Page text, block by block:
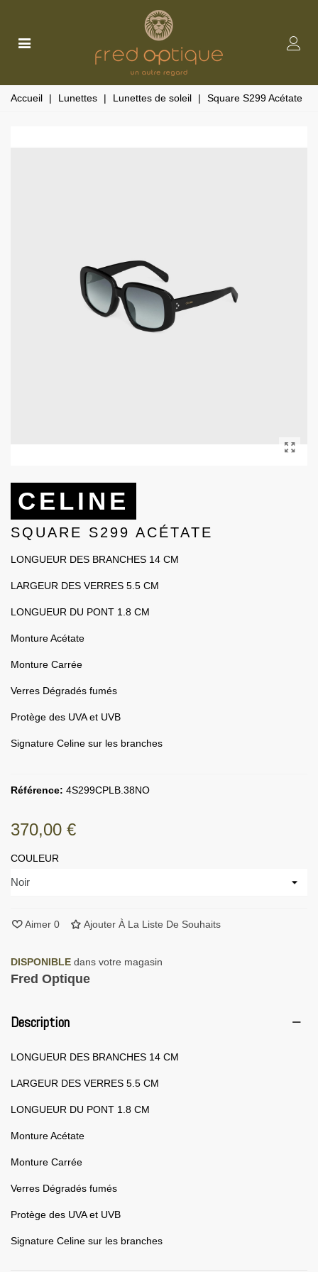
Accueil | Lunettes | Lunettes de soleil | Square S299 Acétate
CELINE
SQUARE S299 ACÉTATE
LONGUEUR DES BRANCHES 14 CM
LARGEUR DES VERRES 5.5 CM
LONGUEUR DU PONT 1.8 CM
Monture Acétate
Monture Carrée
Verres Dégradés fumés
Protège des UVA et UVB
Signature Celine sur les branches
Référence: 4S299CPLB.38NO
370,00 €
COULEUR
Aimer 0 Ajouter À La Liste De Souhaits
DISPONIBLE dans votre magasin
Fred Optique
Description
LONGUEUR DES BRANCHES 14 CM
LARGEUR DES VERRES 5.5 CM
LONGUEUR DU PONT 1.8 CM
Monture Acétate
Monture Carrée
Verres Dégradés fumés
Protège des UVA et UVB
Signature Celine sur les branches